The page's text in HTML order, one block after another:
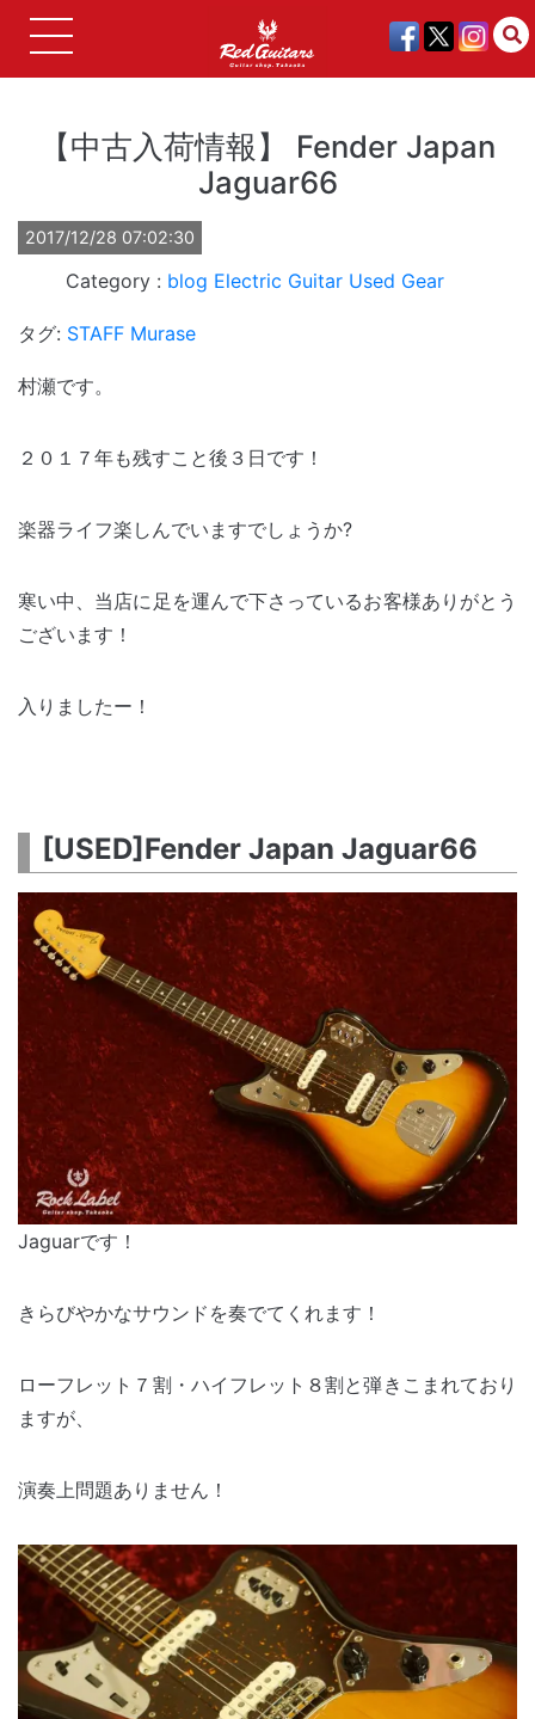
【中古入荷情報】 Fender Japan
Jaguar66
2017/12/28 07:02:30
blog Electric Guitar Used Gear
タグ: STAFF Murase
村瀬です。
２０１７年も残すこと後３日です！
楽器ライフ楽しんでいますでしょうか?
寒い中、当店に足を運んで下さっているお客様ありがとう
ございます！
入りましたー！
[USED]Fender Japan Jaguar66
Jaguarです！
きらびやかなサウンドを奏でてくれます！
ローフレット７割・ハイフレット８割と弾きこまれており
ますが、
演奏上問題ありません！